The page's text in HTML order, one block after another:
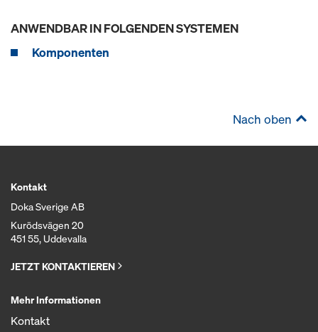
ANWENDBAR IN FOLGENDEN SYSTEMEN
Komponenten
Nach oben
Kontakt
Doka Sverige AB
Kurödsvägen 20
451 55, Uddevalla
JETZT KONTAKTIEREN
Mehr Informationen
Kontakt